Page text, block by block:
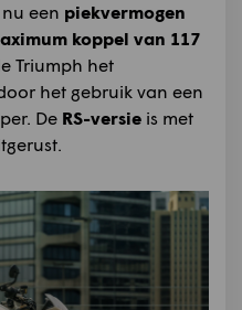
een piekvermogen
koppel van 117
Triumph het
het gebruik van een
De RS-versie is met